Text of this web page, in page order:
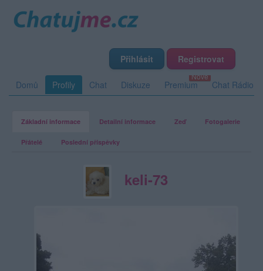
Přihlásit Registrovat
Domů Profily Chat Diskuze Premium Chat Rádio
Základní informace Detailní informace Zeď Fotogalerie
Přátelé Poslední příspěvky
keli-73